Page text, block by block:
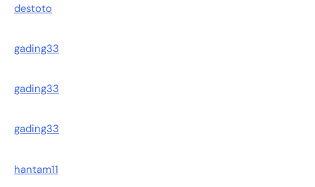
destoto
gading33
gading33
gading33
hantam11